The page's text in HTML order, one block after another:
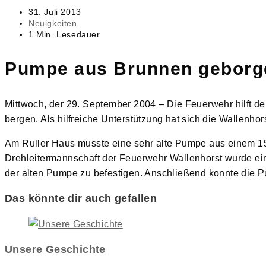
Beitrag
veröffentlicht:
31. Juli 2013
Beitrags-
Kategorie:
Neuigkeiten
Lesedauer:
1 Min. Lesedauer
Pumpe aus Brunnen
Mittwoch, der 29. September 2004 – Die Feuerwehr hilft
bergen. Als hilfreiche Unterstützung hat sich die
Am Ruller Haus musste eine sehr alte Pumpe aus einem
Drehleitermannschaft der Feuerwehr Wallenhorst wurde
der alten Pumpe zu befestigen. Anschließend konnte die
Das könnte dir auch gefallen
Unsere Geschichte